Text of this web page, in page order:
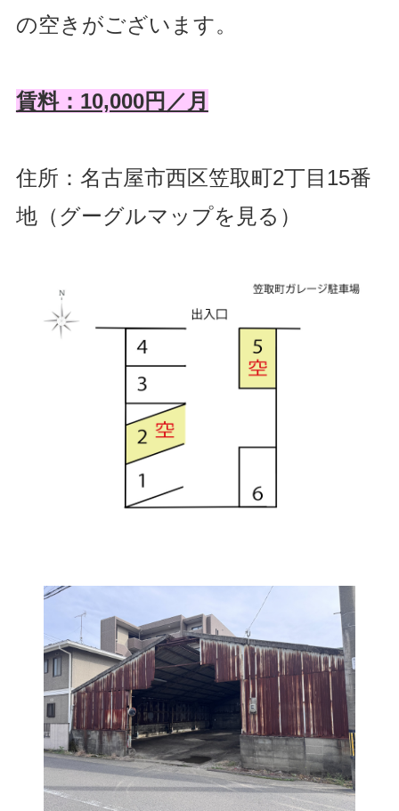
の空きがございます。
賃料：10,000円／月
住所：名古屋市西区笠取町2丁目15番
地（ グーグルマップを見る ）